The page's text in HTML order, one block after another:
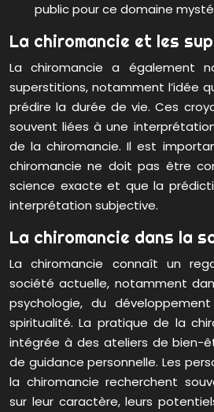
public pour ce domaine
La chiromancie et les
La chiromancie a également
superstitions, notamment l’idée
prédire la durée de vie. Ces
souvent liées à une
de la chiromancie. Il est
chiromancie ne doit pas être
science exacte et que la
interprétation subjective.
La chiromancie dans la
La chiromancie connaît un
société actuelle, notamment
psychologie, du
spiritualité. La pratique de la
intégrée à des ateliers de bien-
de guidance personnelle. Les
la chiromancie recherchent
sur leur caractère, leurs